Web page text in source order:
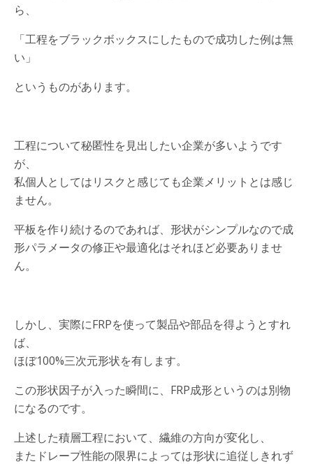
ら、
「工程をブラックボックスにしたもので成功した例は無
い」
というものがあります。
工程について秘匿性を見出したい企業が多いようです
が、
私個人としてはリスクと感じても企業メリットとは感じ
ません。
平板を作り続けるのであれば、形状がシンプルなので成
形パラメータの修正や最適化はそれほど必要ありませ
ん。
しかし、実際にFRPを使って製品や部品を得ようとすれ
ば、
ほぼ100%三次元形状を有します。
この形状因子が入った瞬間に、FRP成形というのは別物
になるのです。
上述した積層工程において、繊維の方向が変化し、
またドレープ性能の限界によっては形状に追従しきれず